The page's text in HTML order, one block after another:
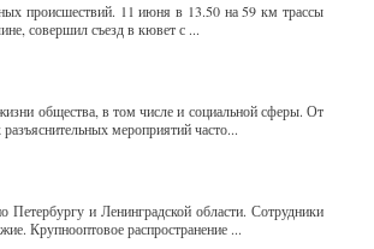
происшествий. 11 июня в 13.50 на 59 км трассы
совершил съезд в кювет с ...
общества, в том числе и социальной сферы. От
мероприятий часто...
и Ленинградской области. Сотрудники
Крупнооптовое распространение ...